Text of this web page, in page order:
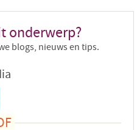
onderwerp?
blogs, nieuws en tips.